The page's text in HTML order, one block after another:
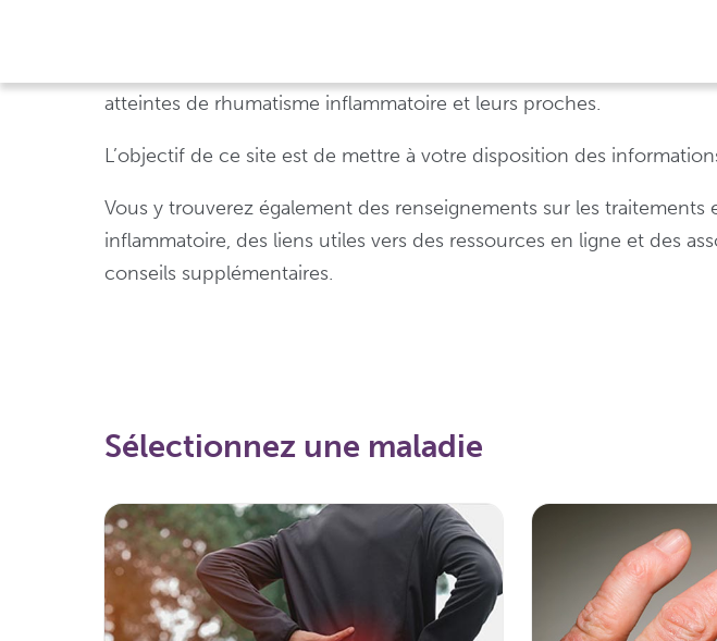
atteintes de rhumatisme inflammatoire et leurs proches.
L’objectif de ce site est de mettre à votre disposition des
Vous y trouverez également des renseignements sur les
inflammatoire, des liens utiles vers des ressources en ligne et des
conseils supplémentaires.
Sélectionnez une maladie